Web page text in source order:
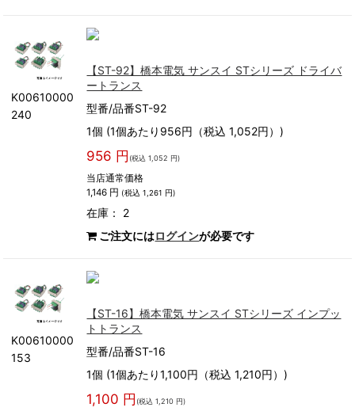
K00610000
240
【ST-92】橋本電気 サンスイ STシリーズ ドライバ
ートランス
型番/品番ST-92
1個 (1個あたり956円（税込 1,052円）)
956 円 (税込 1,052 円)
当店通常価格
1,146 円 (税込 1,261 円)
在庫： 2
ご注文にはログインが必要です
K00610000
153
【ST-16】橋本電気 サンスイ STシリーズ インプッ
トトランス
型番/品番ST-16
1個 (1個あたり1,100円（税込 1,210円）)
1,100 円 (税込 1,210 円)